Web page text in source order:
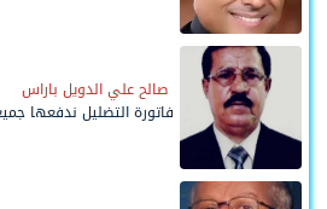
صالح علي الدويل باراس
فاتورة التضليل ندفعها